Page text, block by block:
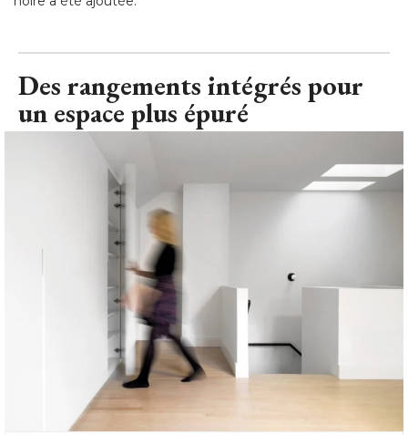
Des rangements intégrés pour
un espace plus épuré